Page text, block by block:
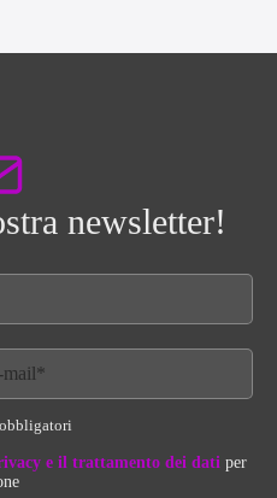
newsletter!
e il trattamento dei dati per